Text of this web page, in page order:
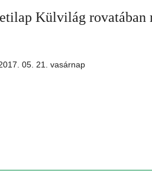
Külvilág rovatában
05. 21. vasárnap